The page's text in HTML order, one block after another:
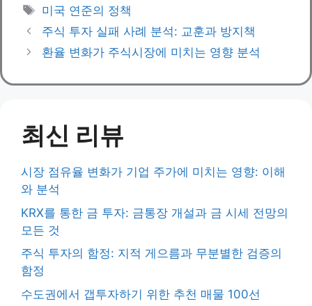
Tags
미국 연준의 정책
주식 투자 실패 사례 분석: 교훈과 방지책
환율 변화가 주식시장에 미치는 영향 분석
최신 리뷰
시장 점유율 변화가 기업 주가에 미치는 영향: 이해
와 분석
KRX를 통한 금 투자: 금통장 개설과 금 시세 전망의
모든 것
주식 투자의 함정: 지적 게으름과 무분별한 검증의
함정
수도권에서 갭투자하기 위한 추천 매물 100선